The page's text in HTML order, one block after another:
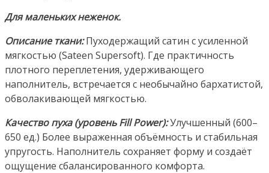
Для маленьких неженок.
Описание ткани:Пуходержащий сатин с усиленной
мягкостью (Sateen Supersoft). Где практичность
плотного переплетения, удерживающего
наполнитель, встречается с необычайно бархатистой,
обволакивающей мягкостью.
Качество пуха (уровень Fill Power):Улучшенный (600–
650 ед.) Более выраженная объёмность и стабильная
упругость. Наполнитель сохраняет форму и создаёт
ощущение сбалансированного комфорта.